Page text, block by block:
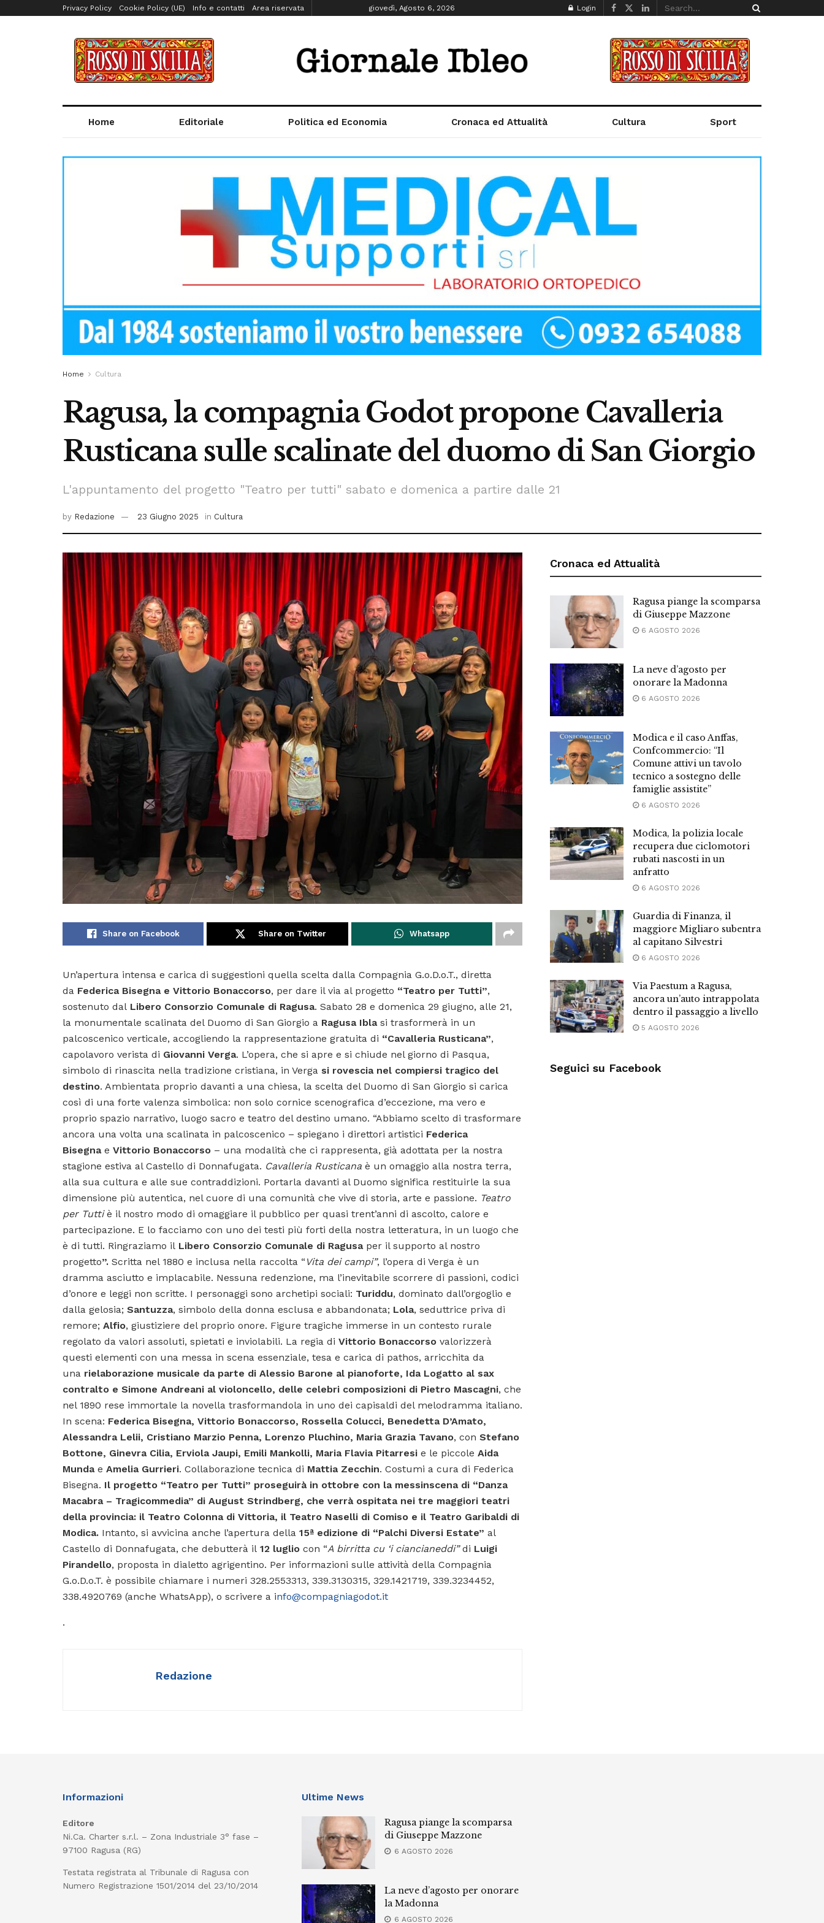
Privacy Policy Cookie Policy (UE) Info e contatti Area riservata giovedì, Agosto 6, 2026 Login
Home Editoriale Politica ed Economia Cronaca ed Attualità Cultura Sport
Home Cultura
Ragusa, la compagnia Godot propone Cavalleria
Rusticana sulle scalinate del duomo di San Giorgio
L'appuntamento del progetto "Teatro per tutti" sabato e domenica a partire dalle 21
by Redazione 23 Giugno 2025 in Cultura
Share on Facebook Share on Twitter Whatsapp
Un’apertura intensa e carica di suggestioni quella scelta dalla Compagnia G.o.D.o.T., diretta
da Federica Bisegna e Vittorio Bonaccorso, per dare il via al progetto “Teatro per Tutti”,
sostenuto dal Libero Consorzio Comunale di Ragusa. Sabato 28 e domenica 29 giugno, alle 21,
la monumentale scalinata del Duomo di San Giorgio a Ragusa Iblasi trasformerà in un
palcoscenico verticale, accogliendo la rappresentazione gratuita di “Cavalleria Rusticana”,
capolavoro verista di Giovanni Verga. L’opera, che si apre e si chiude nel giorno di Pasqua,
simbolo di rinascita nella tradizione cristiana, in Verga si rovescia nel compiersi tragico del
destino. Ambientata proprio davanti a una chiesa, la scelta del Duomo di San Giorgio si carica
così di una forte valenza simbolica: non solo cornice scenografica d’eccezione, ma vero e
proprio spazio narrativo, luogo sacro e teatro del destino umano. “Abbiamo scelto di trasformare
ancora una volta una scalinata in palcoscenico – spiegano i direttori artistici Federica
Bisegnae Vittorio Bonaccorso – una modalità che ci rappresenta, già adottata per la nostra
stagione estiva al Castello di Donnafugata. Cavalleria Rusticana è un omaggio alla nostra terra,
alla sua cultura e alle sue contraddizioni. Portarla davanti al Duomo significa restituirle la sua
dimensione più autentica, nel cuore di una comunità che vive di storia, arte e passione. Teatro
per Tuttiè il nostro modo di omaggiare il pubblico per quasi trent’anni di ascolto, calore e
partecipazione. E lo facciamo con uno dei testi più forti della nostra letteratura, in un luogo che
è di tutti. Ringraziamo il Libero Consorzio Comunale di Ragusa per il supporto al nostro
progetto”. Scritta nel 1880 e inclusa nella raccolta “ Vita dei campi”, l’opera di Verga è un
dramma asciutto e implacabile. Nessuna redenzione, ma l’inevitabile scorrere di passioni, codici
d’onore e leggi non scritte. I personaggi sono archetipi sociali: Turiddu, dominato dall’orgoglio e
dalla gelosia; Santuzza, simbolo della donna esclusa e abbandonata; Lola, seduttrice priva di
remore; Alfio, giustiziere del proprio onore. Figure tragiche immerse in un contesto rurale
regolato da valori assoluti, spietati e inviolabili. La regia di Vittorio Bonaccorso valorizzerà
questi elementi con una messa in scena essenziale, tesa e carica di pathos, arricchita da
una rielaborazione musicale da parte di Alessio Barone al pianoforte, Ida Logatto al sax
contralto e Simone Andreani al violoncello, delle celebri composizioni di Pietro Mascagni, che
nel 1890 rese immortale la novella trasformandola in uno dei capisaldi del melodramma italiano.
In scena: Federica Bisegna, Vittorio Bonaccorso, Rossella Colucci, Benedetta D’Amato,
Alessandra Lelii, Cristiano Marzio Penna, Lorenzo Pluchino, Maria Grazia Tavano, con Stefano
Bottone, Ginevra Cilia, Erviola Jaupi, Emili Mankolli, Maria Flavia Pitarresi e le piccole Aida
Mundae Amelia Gurrieri. Collaborazione tecnica di Mattia Zecchin. Costumi a cura di Federica
Bisegna. Il progetto “Teatro per Tutti” proseguirà in ottobre con la messinscena di “Danza
Macabra – Tragicommedia” di August Strindberg, che verrà ospitata nei tre maggiori teatri
della provincia: il Teatro Colonna di Vittoria, il Teatro Naselli di Comiso e il Teatro Garibaldi di
Modica. Intanto, si avvicina anche l’apertura della 15ª edizione di “Palchi Diversi Estate” al
Castello di Donnafugata, che debutterà il 12 luglio con “A birritta cu ‘i ciancianeddi”di Luigi
Pirandello, proposta in dialetto agrigentino. Per informazioni sulle attività della Compagnia
G.o.D.o.T. è possibile chiamare i numeri 328.2553313, 339.3130315, 329.1421719, 339.3234452,
338.4920769 (anche WhatsApp), o scrivere a info@compagniagodot.it
.
Redazione
Cronaca ed Attualità
Ragusa piange la scomparsa
di Giuseppe Mazzone
6 AGOSTO 2026
La neve d’agosto per
onorare la Madonna
6 AGOSTO 2026
Modica e il caso Anffas,
Confcommercio: “Il
Comune attivi un tavolo
tecnico a sostegno delle
famiglie assistite”
6 AGOSTO 2026
Modica, la polizia locale
recupera due ciclomotori
rubati nascosti in un
anfratto
6 AGOSTO 2026
Guardia di Finanza, il
maggiore Migliaro subentra
al capitano Silvestri
6 AGOSTO 2026
Via Paestum a Ragusa,
ancora un’auto intrappolata
dentro il passaggio a livello
5 AGOSTO 2026
Seguici su Facebook
Informazioni
Editore
Ni.Ca. Charter s.r.l. – Zona Industriale 3° fase –
97100 Ragusa (RG)
Testata registrata al Tribunale di Ragusa con
Numero Registrazione 1501/2014 del 23/10/2014
Ultime News
Ragusa piange la scomparsa
di Giuseppe Mazzone
6 AGOSTO 2026
La neve d’agosto per onorare
la Madonna
6 AGOSTO 2026